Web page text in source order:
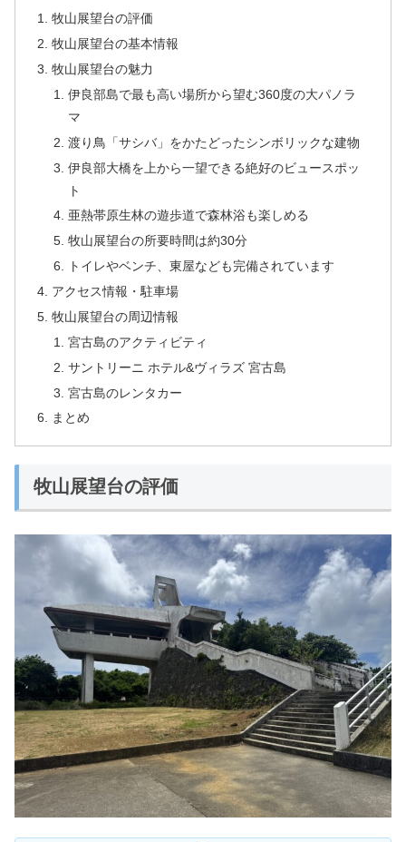
牧山展望台の評価
牧山展望台の基本情報
牧山展望台の魅力
伊良部島で最も高い場所から望む360度の大パノラ
マ
渡り鳥「サシバ」をかたどったシンボリックな建物
伊良部大橋を上から一望できる絶好のビュースポッ
ト
亜熱帯原生林の遊歩道で森林浴も楽しめる
牧山展望台の所要時間は約30分
トイレやベンチ、東屋なども完備されています
アクセス情報・駐車場
牧山展望台の周辺情報
宮古島のアクティビティ
サントリーニ ホテル&ヴィラズ 宮古島
宮古島のレンタカー
まとめ
牧山展望台の評価